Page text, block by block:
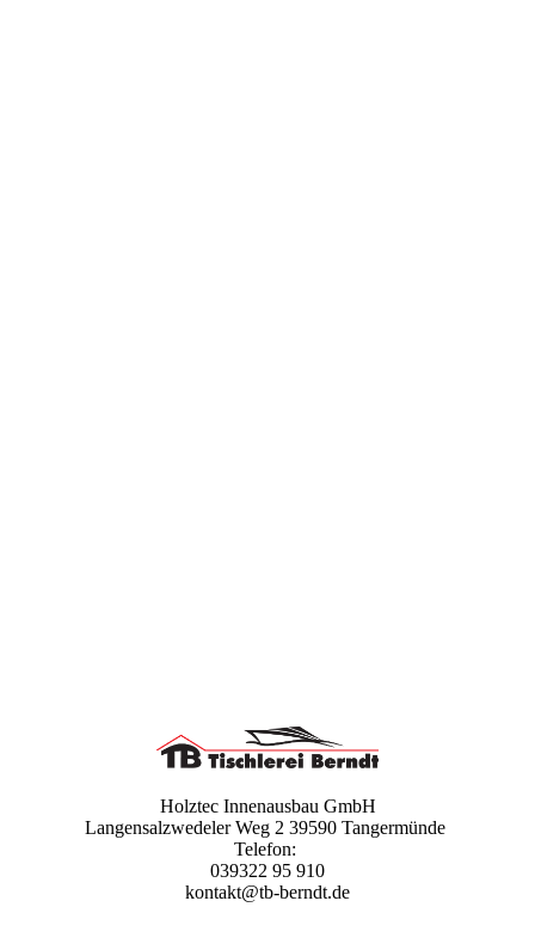
Holztec Innenausbau GmbH
Langensalzwedeler Weg 2 39590 Tangermünde
Telefon:
039322 95 910
kontakt@tb-berndt.de